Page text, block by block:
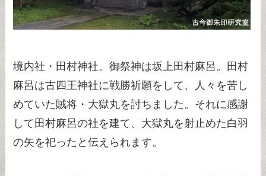
境内社・田村神社。御祭神は坂上田村麻呂。田村
麻呂は古四王神社に戦勝祈願をして、人々を苦し
めていた賊将・大獄丸を討ちました。それに感謝
して田村麻呂の社を建て、大獄丸を射止めた白羽
の矢を祀ったと伝えられます。